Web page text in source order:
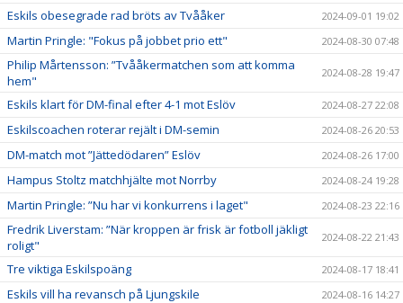
Eskils obesegrade rad bröts av Tvååker 2024-09-01 19:02
Martin Pringle: "Fokus på jobbet prio ett" 2024-08-30 07:48
Philip Mårtensson: ”Tvååkermatchen som att komma
hem"
2024-08-28 19:47
Eskils klart för DM-final efter 4-1 mot Eslöv 2024-08-27 22:08
Eskilscoachen roterar rejält i DM-semin 2024-08-26 20:53
DM-match mot ”Jättedödaren” Eslöv 2024-08-26 17:00
Hampus Stoltz matchhjälte mot Norrby 2024-08-24 19:28
Martin Pringle: ”Nu har vi konkurrens i laget" 2024-08-23 22:16
Fredrik Liverstam: ”När kroppen är frisk är fotboll jäkligt
roligt"
2024-08-22 21:43
Tre viktiga Eskilspoäng 2024-08-17 18:41
Eskils vill ha revansch på Ljungskile 2024-08-16 14:27